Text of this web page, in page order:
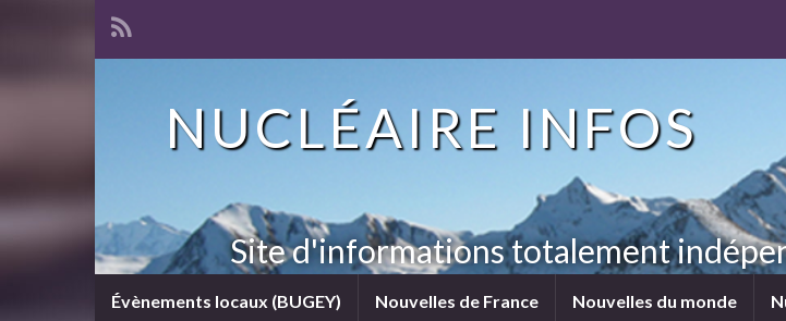
NUCLÉAIRE INFOS
Site d'informations totalement
Évènements locaux (BUGEY) Nouvelles de France Nouvelles du monde